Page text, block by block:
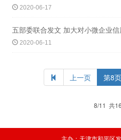
2020-06-17
五部委联合发文 加大对小微企业
2020-06-11
上一页 第8页
8/11 共
主办：天津市和平区